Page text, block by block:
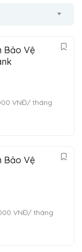
Bảo Vệ
VNĐ/ tháng
Bảo Vệ
VNĐ/ tháng